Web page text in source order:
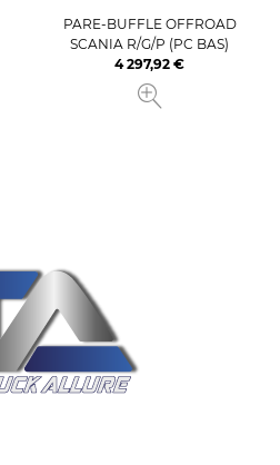
PARE-BUFFLE OFFROAD
SCANIA R/G/P (PC BAS)
Prix
4 297,92 €